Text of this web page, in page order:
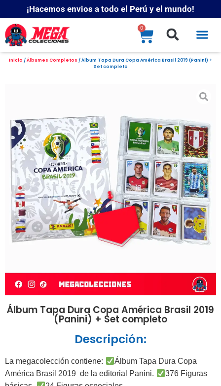
¡Hacemos envios a todo el Perú y el mundo!
0
Inicio /Álbumes Completos / Álbum Tapa Dura Copa América Brasil 2019 (Panini) +
Set completo
Álbum Tapa Dura Copa América Brasil 2019
(Panini) + Set completo
Descripción:
La megacolección contiene:
Álbum Tapa Dura Copa
América Brasil 2019 de la editorial Panini.
376 Figuras